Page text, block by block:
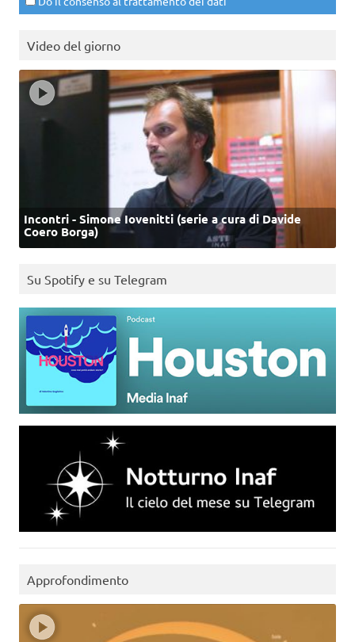
Video del giorno
Incontri - Simone Iovenitti (serie a cura di Davide
Coero Borga)
Su Spotify e su Telegram
Approfondimento